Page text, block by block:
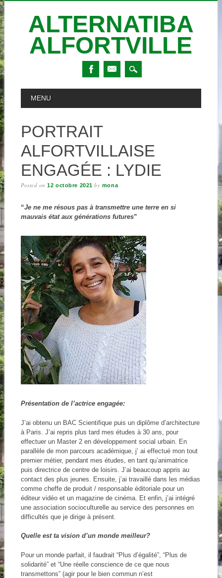
ALTERNATIBA
ALFORTVILLE
MAIN MENU
MENU
PORTRAIT
ALFORTVILLAISE
ENGAGÉE : LYDIE
Posted on12 octobre 2021 by mona
“Je ne me résous pas à transmettre une terre en si
mauvais état aux générations futures”
Présentation de l’actrice engagée:
J’ai obtenu un BAC Scientifique puis un diplôme d’architecture
à Paris. J’ai repris plus tard mes études à 30 ans, pour
effectuer un Master 2 en développement social urbain. En
parallèle de mon parcours académique, j’ ai effectué mon tout
premier métier, pendant mes études, en tant qu’animatrice
puis directrice de centre de loisirs. J’ai beaucoup appris au
contact des plus jeunes. Ensuite, j’ai travaillé dans les médias
comme cheffe de produit / responsable éditoriale pour un
éditeur vidéo et un magazine de cinéma. Et enfin, j’ai intégré
une association socioculturelle au service des personnes en
difficultés que je dirige à présent.
Quelle est ta vision d’un monde meilleur?
Pour un monde parfait, il faudrait “Plus d’égalité”, “Plus de
solidarité” et “Une réelle conscience de ce que nous
transmettons” (agir pour le bien commun n’est